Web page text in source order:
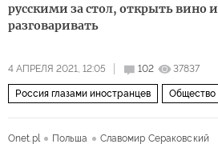
русскими за стол, открыть вино и
разговаривать
4 АПРЕЛЯ 2021, 12:05 102 37837
Россия глазами иностранцев Общество
Onet.pl
Польша Славомир Сераковский